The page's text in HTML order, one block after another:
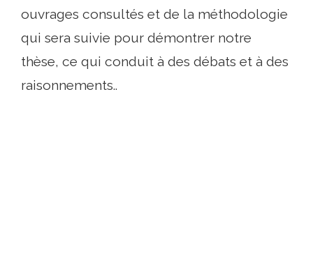
ouvrages consultés et de la méthodologie
qui sera suivie pour démontrer notre
thèse, ce qui conduit à des débats et à des
raisonnements..